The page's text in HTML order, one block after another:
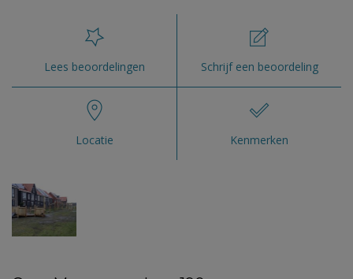
Lees beoordelingen Schrijf een beoordeling
Locatie Kenmerken